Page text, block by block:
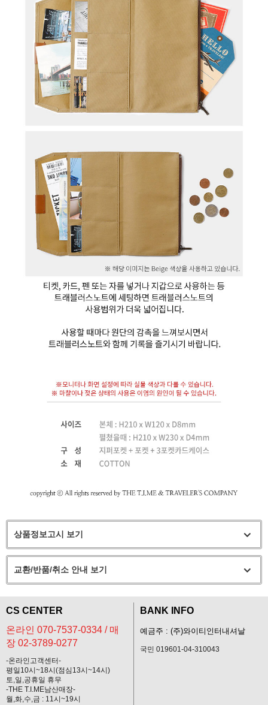
상품정보고시 보기
교환/반품/취소 안내 보기
CS CENTER
온라인 070-7537-0334 / 매
장 02-3789-0277
-온라인고객센터-
평일10시~18시(점심13시~14시)
토,일,공휴일 휴무
-THE T.I.ME남산매장-
월,화,수,금 : 11시~19시
BANK INFO
예금주 : (주)와이티인터내셔날
국민 019601-04-310043